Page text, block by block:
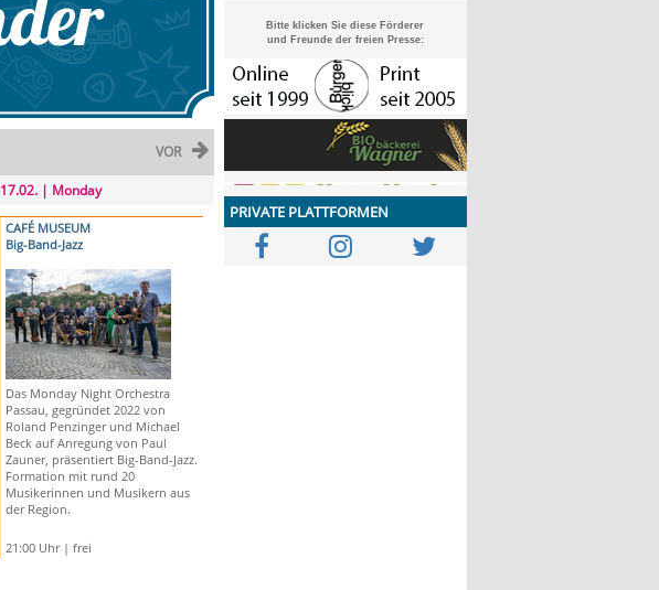
VOR
17.02. | Monday
CAFÉ MUSEUM
Big-Band-Jazz
Das Monday Night Orchestra
Passau, gegründet 2022 von
Roland Penzinger und Michael
Beck auf Anregung von Paul
Zauner, präsentiert Big-Band-Jazz.
Formation mit rund 20
Musikerinnen und Musikern aus
der Region.
21:00 Uhr | frei
Bitte klicken Sie diese Förderer
und Freunde der freien Presse:
PRIVATE PLATTFORMEN